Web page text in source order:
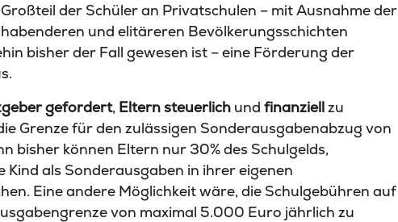
der Schüler an Privatschulen – mit Ausnahme der
und elitäreren Bevölkerungsschichten
bisher der Fall gewesen ist – eine Förderung der
gefordert, Elternsteuerlich und finanziellzu
Grenze für den zulässigen Sonderausgabenabzug von
bisher können Eltern nur 30% des Schulgelds,
als Sonderausgaben in ihrer eigenen
Eine andere Möglichkeit wäre, die Schulgebühren auf
von maximal 5.000 Euro jährlich zu